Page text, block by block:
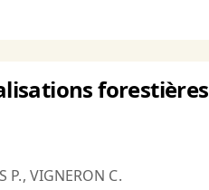
P., VIGNERON C.